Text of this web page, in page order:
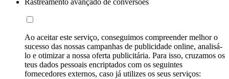
Rastreamento avançado de conversões
Ao aceitar este serviço, conseguimos compreender melhor o
sucesso das nossas campanhas de publicidade online, analisá-
lo e otimizar a nossa oferta publicitária. Para isso, cruzamos os
teus dados pessoais encriptados com os seguintes
fornecedores externos, caso já utilizes os seus serviços: